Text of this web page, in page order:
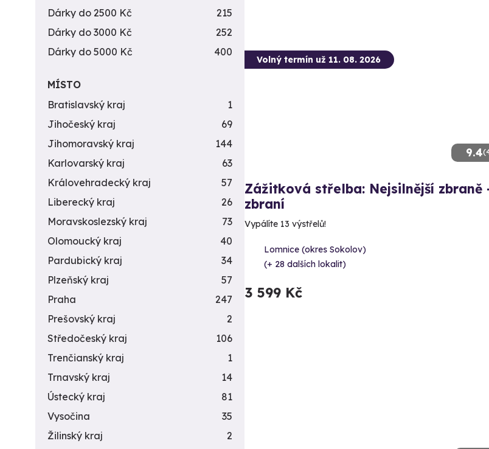
9.4
Volný termín už 11. 08. 2026
Zážitková střelba: Nejsilnější zbraně
zbraní
Vypálíte 13 výstřelů!
Lomnice (okres Sokolov)
(+ 28 dalších lokalit)
3 599 Kč
Dárky do 2500 Kč
215
Dárky do 3000 Kč
252
Dárky do 5000 Kč
400
MÍSTO
Bratislavský kraj
1
Jihočeský kraj
69
Jihomoravský kraj
144
Karlovarský kraj
63
Královehradecký kraj
57
Liberecký kraj
26
Moravskoslezský kraj
73
Olomoucký kraj
40
Pardubický kraj
34
Plzeňský kraj
57
Praha
247
Prešovský kraj
2
Středočeský kraj
106
Trenčianský kraj
1
Trnavský kraj
14
Ústecký kraj
81
Vysočina
35
Žilinský kraj
2